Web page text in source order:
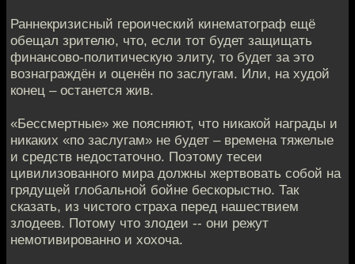
Раннекризисный героический кинематограф ещё
обещал зрителю, что, если тот будет защищать
финансово-политическую элиту, то будет за это
вознаграждён и оценён по заслугам. Или, на худой
конец – останется жив.
«Бессмертные» же поясняют, что никакой награды и
никаких «по заслугам» не будет – времена тяжелые
и средств недостаточно. Поэтому тесеи
цивилизованного мира должны жертвовать собой на
грядущей глобальной бойне бескорыстно. Так
сказать, из чистого страха перед нашествием
злодеев. Потому что злодеи -- они режут
немотивированно и хохоча.